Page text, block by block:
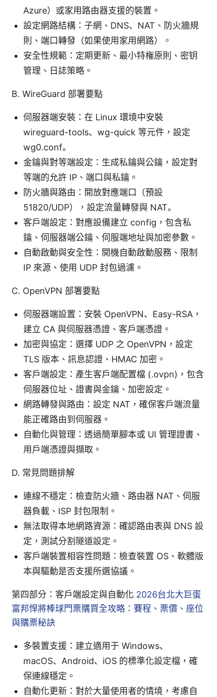
Azure）或家用路由器支援的裝置。
設定網路結構：子網、DNS、NAT、防火牆規
則、端口轉發（如果使用家用網路）。
安全性規範：定期更新、最小特権原則、密钥
管理、日誌策略。
B. WireGuard 部署要點
伺服器端安裝：在 Linux 環境中安裝
wireguard-tools、wg-quick 等元件，設定
wg0.conf。
金鑰與對等端設定：生成私鑰與公鑰，設定對
等端的允許 IP、端口與私鑰。
防火牆與路由：開放對應端口（預設
51820/UDP），設定流量轉發與 NAT。
客戶端設定：對應設備建立 config，包含私
鑰、伺服器端公鑰、伺服端地址與加密參數。
自動啟動與安全性：開機自動啟動服務、限制
IP 來源、使用 UDP 封包過濾。
C. OpenVPN 部署要點
伺服器端設置：安裝 OpenVPN、Easy-RSA，
建立 CA 與伺服器憑證、客戶端憑證。
加密與協定：選擇 UDP 之 OpenVPN，設定
TLS 版本、訊息認證、HMAC 加密。
客戶端設定：產生客戶端配置檔 (.ovpn)，包含
伺服器位址、證書與金鑰、加密設定。
網路轉發與路由：設定 NAT，確保客戶端流量
能正確路由到伺服器。
自動化與管理：透過簡單腳本或 UI 管理證書、
用戶端憑證與擷取。
D. 常見問題排解
連線不穩定：檢查防火牆、路由器 NAT、伺服
器負載、ISP 封包限制。
無法取得本地網路資源：確認路由表與 DNS 設
定，測試分割隧道設定。
客戶端裝置相容性問題：檢查裝置 OS、軟體版
本與驅動是否支援所選協議。
第四部分：客戶端設定與自動化 2026台北大巨蛋
富邦悍將棒球門票購買全攻略：賽程、票價、座位
與購票秘訣
多裝置支援：建立適用于 Windows、
macOS、Android、iOS 的標準化設定檔，確
保連線穩定。
自動化更新：對於大量使用者的情境，考慮自